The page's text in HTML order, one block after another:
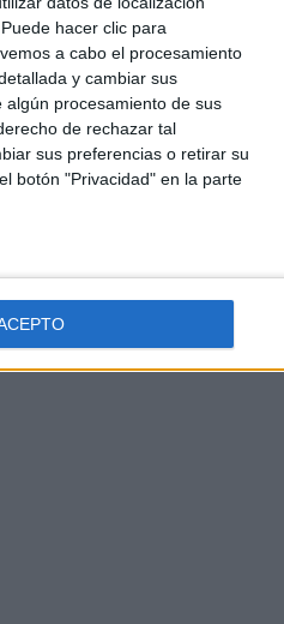
hacer clic para
a cabo el procesamiento
y cambiar sus
algún procesamiento de sus
de rechazar tal
sus preferencias o retirar su
botón "Privacidad" en la parte